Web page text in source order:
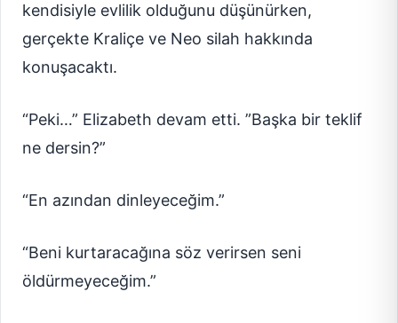
kendisiyle evlilik olduğunu düşünürken,
gerçekte Kraliçe ve Neo silah hakkında
konuşacaktı.
“Peki…” Elizabeth devam etti. ”Başka bir teklif
ne dersin?”
“En azından dinleyeceğim.”
“Beni kurtaracağına söz verirsen seni
öldürmeyeceğim.”